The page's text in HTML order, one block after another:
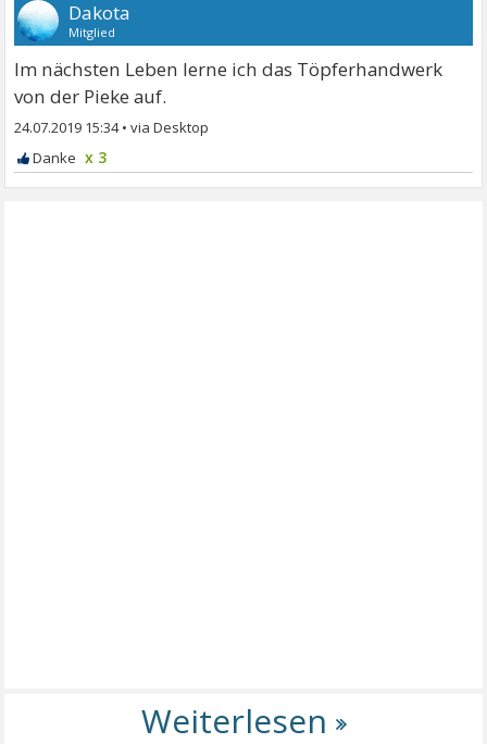
Dakota
Mitglied
Im nächsten Leben lerne ich das Töpferhandwerk
von der Pieke auf.
24.07.2019 15:34•
x 3